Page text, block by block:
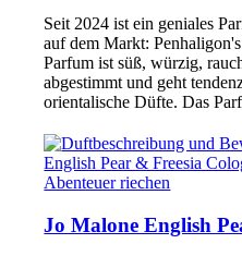
Seit 2024 ist ein geniales
auf dem Markt:
Parfum ist süß, würzig,
abgestimmt und geht
orientalische Düfte. Das
Abenteuer riechen
Jo Malone English